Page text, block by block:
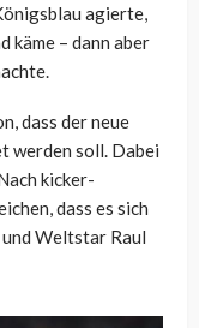
agierte,
käme – dann aber
dass der neue
werden soll. Dabei
kicker-
dass es sich
Weltstar Raul